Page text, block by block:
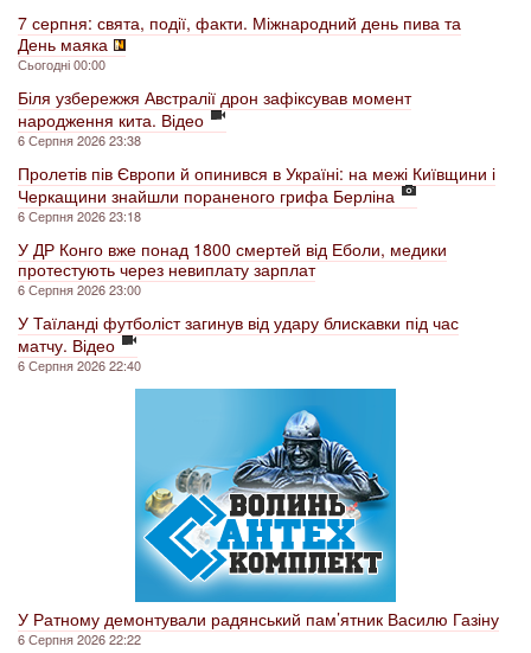
7 серпня: свята, події, факти. Міжнародний день пива та
День маяка
Сьогодні 00:00
Біля узбережжя Австралії дрон зафіксував момент
народження кита. Відео
6 Серпня 2026 23:38
Пролетів пів Європи й опинився в Україні: на межі Київщини і
Черкащини знайшли пораненого грифа Берліна
6 Серпня 2026 23:18
У ДР Конго вже понад 1800 смертей від Еболи, медики
протестують через невиплату зарплат
6 Серпня 2026 23:00
У Таїланді футболіст загинув від удару блискавки під час
матчу. Відео
6 Серпня 2026 22:40
У Ратному демонтували радянський пам’ятник Василю Газіну
6 Серпня 2026 22:22